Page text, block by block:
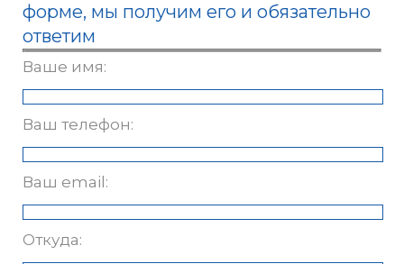
форме, мы получим его и обязательно
ответим
Ваше имя:
Ваш телефон:
Ваш email:
Откуда: